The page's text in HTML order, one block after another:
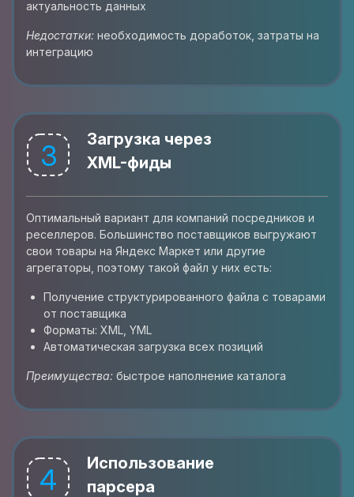
актуальность данных
Недостатки: необходимость доработок, затраты на
интеграцию
3
Загрузка через
XML-фиды
Оптимальный вариант для компаний посредников и
реселлеров. Большинство поставщиков выгружают
свои товары на Яндекс Маркет или другие
агрегаторы, поэтому такой файл у них есть:
Получение структурированного файла с товарами
от поставщика
Форматы: XML, YML
Автоматическая загрузка всех позиций
Преимущества: быстрое наполнение каталога
4
Использование
парсера